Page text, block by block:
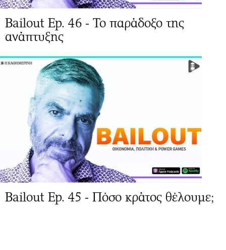
Bailout Ep. 46 - Το παράδοξο της
ανάπτυξης
Bailout Ep. 45 - Πόσο κράτος θέλουμε;